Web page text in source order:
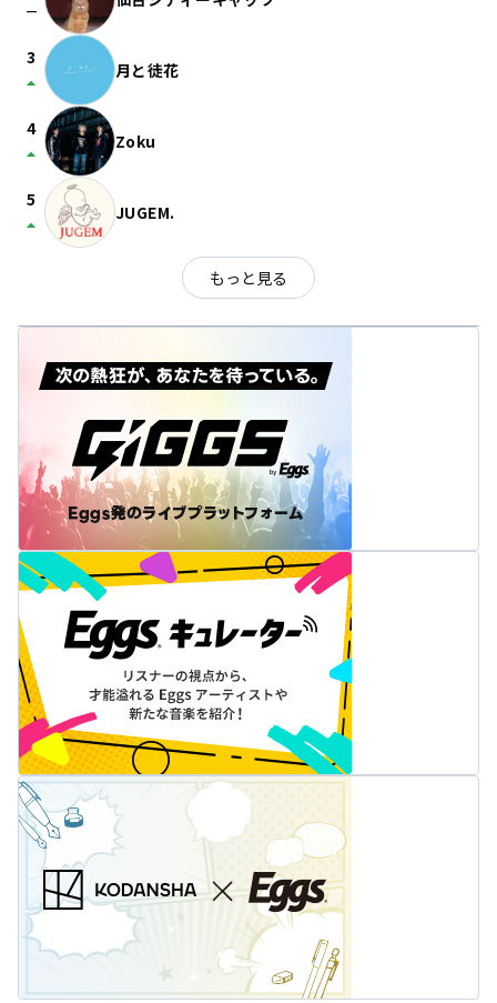
check_indeterminate_small
3
arrow_drop_up 月と徒花
4
arrow_drop_up Zoku
5
arrow_drop_up JUGEM.
もっと見る